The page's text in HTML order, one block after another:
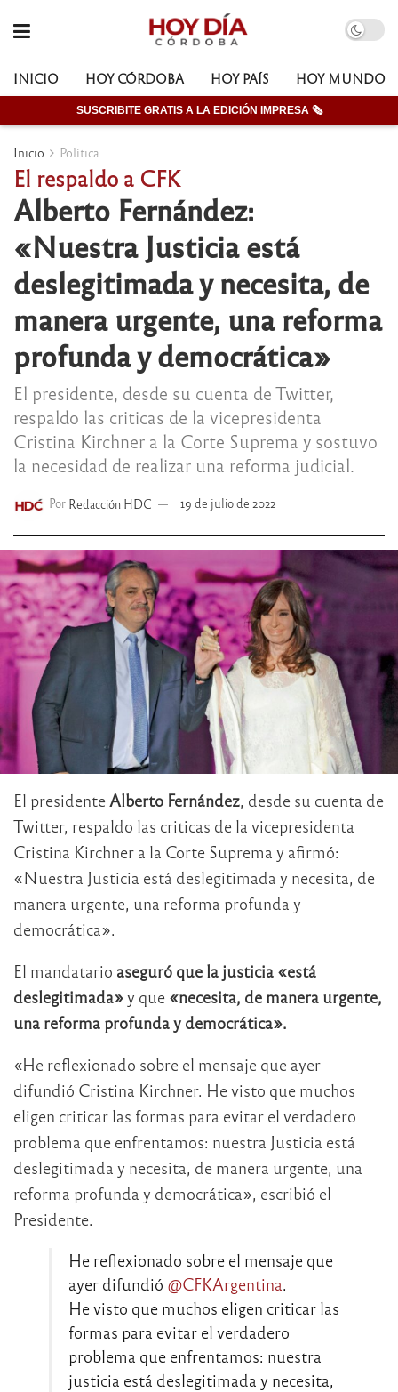
INICIO HOY CÓRDOBA HOY PAÍS HOY MUNDO
SUSCRIBITE GRATIS A LA EDICIÓN IMPRESA 🗞
Inicio Política
El respaldo a CFK
Alberto Fernández:
«Nuestra Justicia está
deslegitimada y necesita, de
manera urgente, una reforma
profunda y democrática»
El presidente, desde su cuenta de Twitter,
respaldo las criticas de la vicepresidenta
Cristina Kirchner a la Corte Suprema y sostuvo
la necesidad de realizar una reforma judicial.
Por Redacción HDC 19 de julio de 2022
El presidente Alberto Fernández, desde su cuenta de
Twitter, respaldo las criticas de la vicepresidenta
Cristina Kirchner a la Corte Suprema y afirmó:
«Nuestra Justicia está deslegitimada y necesita, de
manera urgente, una reforma profunda y
democrática».
El mandatario aseguró que la justicia «está
deslegitimada»y que «necesita, de manera urgente,
una reforma profunda y democrática».
«He reflexionado sobre el mensaje que ayer
difundió Cristina Kirchner. He visto que muchos
eligen criticar las formas para evitar el verdadero
problema que enfrentamos: nuestra Justicia está
deslegitimada y necesita, de manera urgente, una
reforma profunda y democrática», escribió el
Presidente.
He reflexionado sobre el mensaje que
ayer difundió @CFKArgentina.
He visto que muchos eligen criticar las
formas para evitar el verdadero
problema que enfrentamos: nuestra
justicia está deslegitimada y necesita,